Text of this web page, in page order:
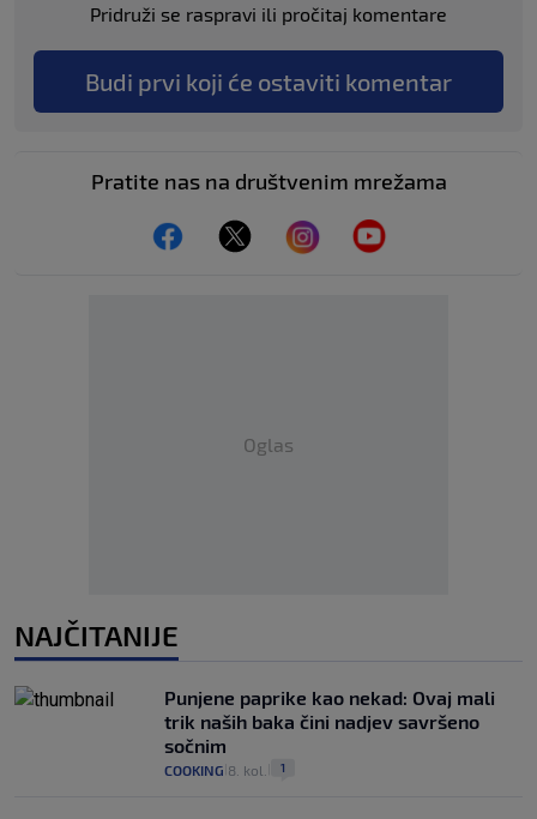
Pridruži se raspravi ili pročitaj komentare
Budi prvi koji će ostaviti komentar
Pratite nas na društvenim mrežama
Oglas
NAJČITANIJE
Punjene paprike kao nekad: Ovaj mali
trik naših baka čini nadjev savršeno
sočnim
COOKING 8. kol. 1